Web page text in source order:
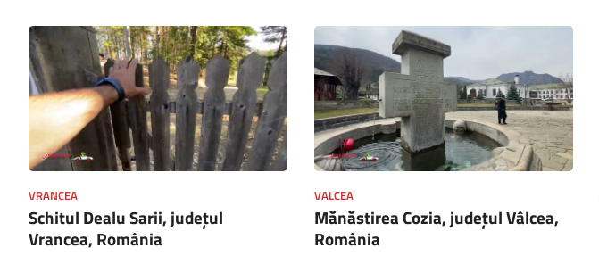
VRANCEA
Schitul Dealu Sarii, județul
Vrancea, România
VALCEA
Mănăstirea Cozia, județul Vâlcea,
România